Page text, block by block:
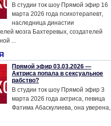
В студии ток шоу Прямой эфир 16
марта 2026 года психотерапевт,
наследница династии
мозга Бахтеревых, создателей
...
Прямой эфир 03.03.2026 —
Актриса попала в сексуальное
рабство?
В студии ток шоу Прямой эфир 3
марта 2026 года актриса, певица
Фатима Абаскулиева, она уверена,